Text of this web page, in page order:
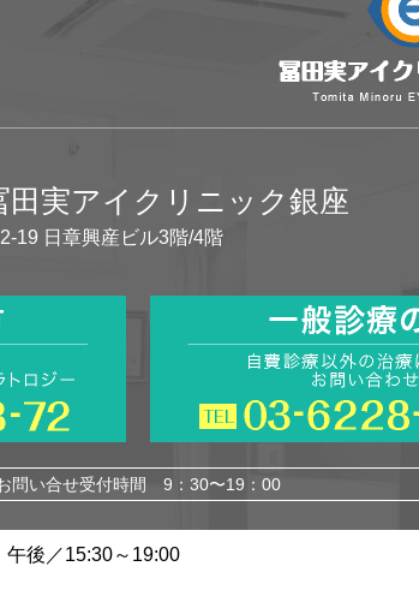
田実アイクリニック銀座
19 日章興産ビル3階/4階
問い合せ受付時間 9：30〜19：00
後／15:30～19:00